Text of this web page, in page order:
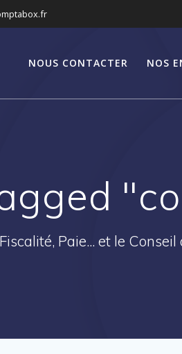
NOUS CONTACTER NOS
Paie... et le